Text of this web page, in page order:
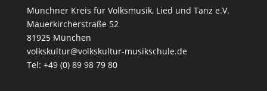
Münchner Kreis für Volksmusik, Lied und Tanz e.V.
Mauerkircherstraße 52
81925 München
volkskultur@volkskultur-musikschule.de
Tel: +49 (0) 89 98 79 80